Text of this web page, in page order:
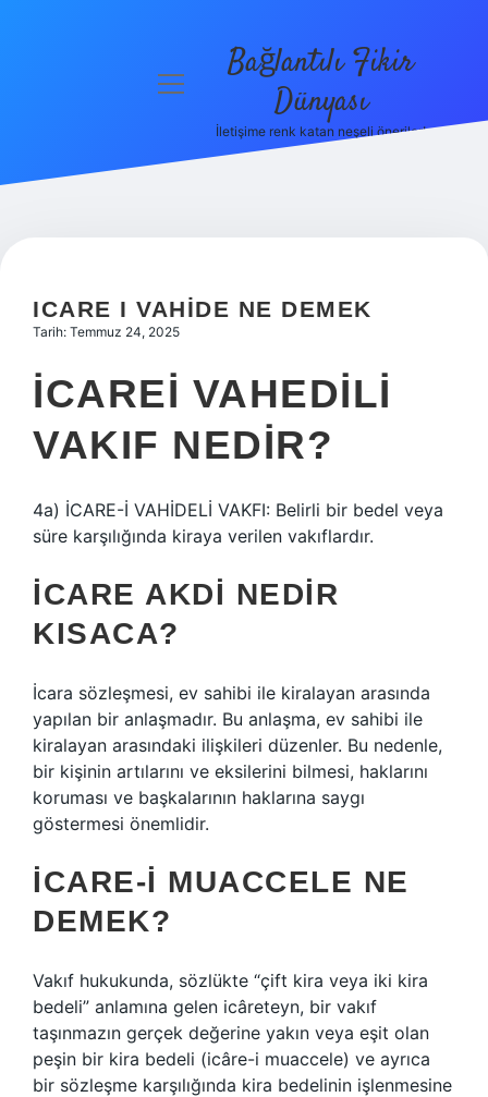
Hakkımızda
menüyü
Bağlantılı Fikir
Dünyası
İletişime renk katan neşeli öneriler!
ICARE I VAHIDE NE DEMEK
Tarih: Temmuz 24, 2025
İCAREI VAHEDILI
VAKIF NEDIR?
4a) İCARE-İ VAHİDELİ VAKFI: Belirli bir bedel veya
süre karşılığında kiraya verilen vakıflardır.
İCARE AKDI NEDIR
KISACA?
İcara sözleşmesi, ev sahibi ile kiralayan arasında
yapılan bir anlaşmadır. Bu anlaşma, ev sahibi ile
kiralayan arasındaki ilişkileri düzenler. Bu nedenle,
bir kişinin artılarını ve eksilerini bilmesi, haklarını
koruması ve başkalarının haklarına saygı
göstermesi önemlidir.
İCARE-I MUACCELE NE
DEMEK?
Vakıf hukukunda, sözlükte “çift kira veya iki kira
bedeli” anlamına gelen icâreteyn, bir vakıf
taşınmazın gerçek değerine yakın veya eşit olan
peşin bir kira bedeli (icâre-i muaccele) ve ayrıca
bir sözleşme karşılığında kira bedelinin işlenmesine